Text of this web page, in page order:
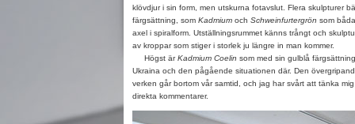
klövdjur i sin form, men utskurna fotavslut. Flera skulpturer
färgsättning, som Kadmium och Schweinfurtergrön som
axel i spiralform. Utställningsrummet känns trångt och
av kroppar som stiger i storlek ju längre in man kommer.
Högst ärKadmium Coelin som med sin gulblå
Ukraina och den pågående situationen där. Den
verken går bortom vår samtid, och jag har svårt att tänka
direkta kommentarer.